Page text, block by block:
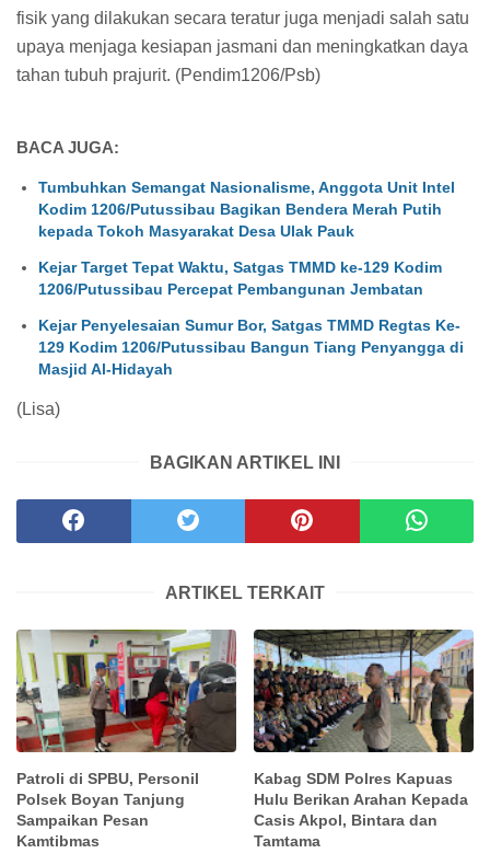
fisik yang dilakukan secara teratur juga menjadi salah satu
upaya menjaga kesiapan jasmani dan meningkatkan daya
tahan tubuh prajurit. (Pendim1206/Psb)
BACA JUGA:
Tumbuhkan Semangat Nasionalisme, Anggota Unit Intel
Kodim 1206/Putussibau Bagikan Bendera Merah Putih
kepada Tokoh Masyarakat Desa Ulak Pauk
Kejar Target Tepat Waktu, Satgas TMMD ke-129 Kodim
1206/Putussibau Percepat Pembangunan Jembatan
Kejar Penyelesaian Sumur Bor, Satgas TMMD Regtas Ke-
129 Kodim 1206/Putussibau Bangun Tiang Penyangga di
Masjid Al-Hidayah
(Lisa)
BAGIKAN ARTIKEL INI
ARTIKEL TERKAIT
Patroli di SPBU, Personil
Polsek Boyan Tanjung
Sampaikan Pesan
Kamtibmas
Kabag SDM Polres Kapuas
Hulu Berikan Arahan Kepada
Casis Akpol, Bintara dan
Tamtama